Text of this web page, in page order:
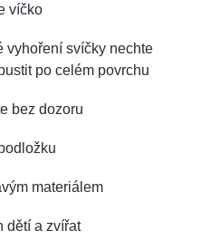
víčko
vyhoření svíčky nechte
po celém povrchu
bez dozoru
materiálem
dětí a zvířat